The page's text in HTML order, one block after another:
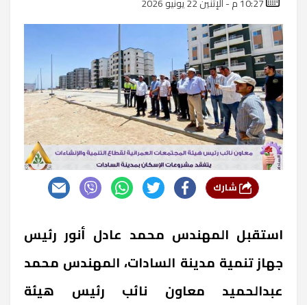
استقبل المهندس محمد عادل أنور رئيس
جهاز تنمية مدينة السادات، المهندس محمد
عبدالحميد معاون نائب رئيس هيئة